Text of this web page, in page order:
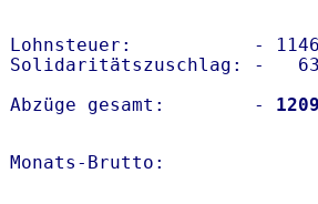
Lohnsteuer:           -
Solidaritätszuschlag: -
Abzüge gesamt:        -
Monats-